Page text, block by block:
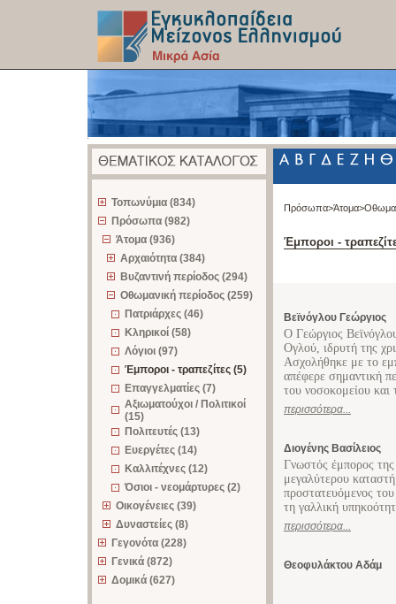
Τοπωνύμια (834)
Πρόσωπα (982)
Άτομα (936)
Αρχαιότητα (384)
Βυζαντινή περίοδος (294)
Οθωμανική περίοδος (259)
Πατριάρχες (46)
Κληρικοί (58)
Λόγιοι (97)
Έμποροι - τραπεζίτες (5)
Επαγγελματίες (7)
Αξιωματούχοι / Πολιτικοί
(15)
Πολιτευτές (13)
Ευεργέτες (14)
Καλλιτέχνες (12)
Όσιοι - νεομάρτυρες (2)
Οικογένειες (39)
Δυναστείες (8)
Γεγονότα (228)
Γενικά (872)
Δομικά (627)
Πρόσωπα>Άτομα>
Έμποροι -
Βεϊνόγλου Γεώργιος
Ο Γεώργιος
Ογλού, ιδρυτή της
Ασχολήθηκε με το
απέφερε σημαντική
του νοσοκομείου και
περισσότερα...
Διογένης Βασίλειος
Γνωστός έμπορος
μεγαλύτερου
προστατευόμενος
τη γαλλική
περισσότερα...
Θεοφυλάκτου Αδάμ